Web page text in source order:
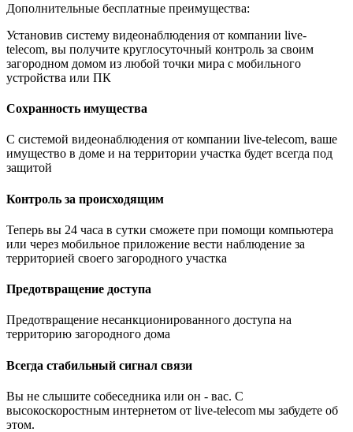
Дополнительные бесплатные преимущества:
Установив систему видеонаблюдения от компании live-
telecom, вы получите круглосуточный контроль за своим
загородном домом из любой точки мира с мобильного
устройства или ПК
Сохранность имущества
С системой видеонаблюдения от компании live-telecom, ваше
имущество в доме и на территории участка будет всегда под
защитой
Контроль за происходящим
Теперь вы 24 часа в сутки сможете при помощи компьютера
или через мобильное приложение вести наблюдение за
территорией своего загородного участка
Предотвращение доступа
Предотвращение несанкционированного доступа на
территорию загородного дома
Всегда стабильный сигнал связи
Вы не слышите собеседника или он - вас. С
высокоскоростным интернетом от live-telecom мы забудете об
этом.